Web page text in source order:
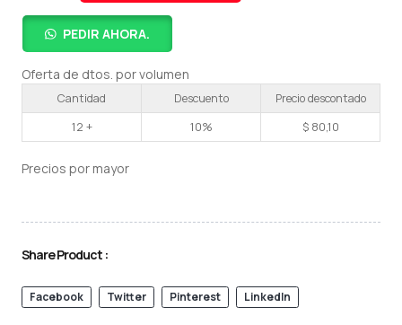
Limpiador
PEDIR AHORA.
Oferta de dtos. por volumen
Cantidad Descuento
Precio descontado
12 +
10% $80,10
Precios por mayor
Share Product :
Facebook Twitter Pinterest LinkedIn